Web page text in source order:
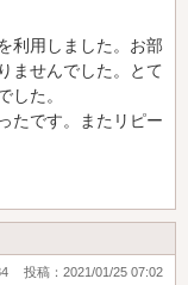
利用しました。お部
ませんでした。とて
した。
たです。またリピー
投稿：2021/01/25 07:02